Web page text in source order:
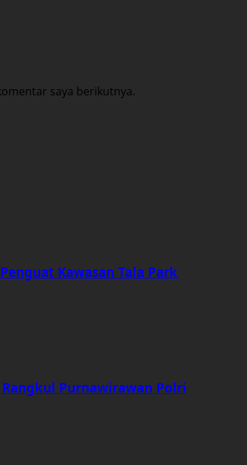
saya berikutnya.
Kawasan Tala Park
Rangkul Purnawirawan Polri